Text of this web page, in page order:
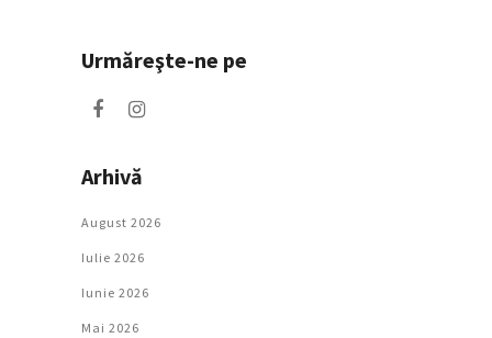
Urmăreşte-ne pe
Arhivă
August 2026
Iulie 2026
Iunie 2026
Mai 2026